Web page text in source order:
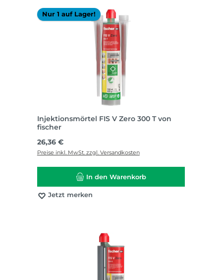
Nur 1 auf Lager!
Injektionsmörtel FIS V Zero 300 T von
fischer
Regulärer Preis:
26,36 €
Preise inkl. MwSt. zzgl. Versandkosten
In den Warenkorb
Jetzt merken